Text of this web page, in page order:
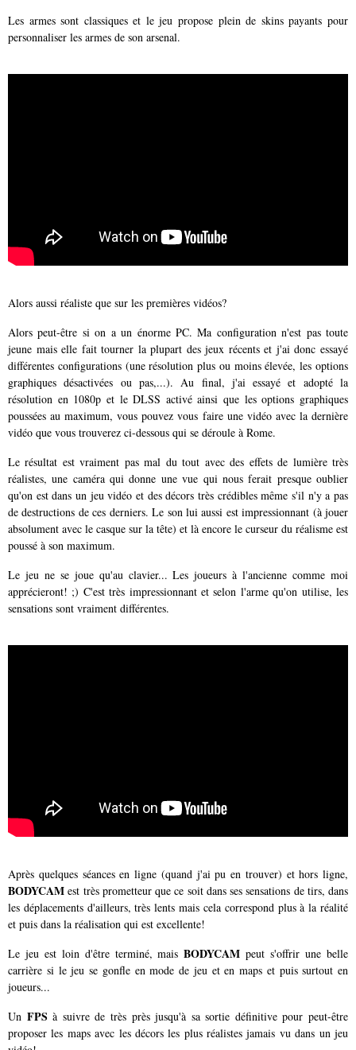
Les armes sont classiques et le jeu propose plein de skins payants pour
personnaliser les armes de son arsenal.
Alors aussi réaliste que sur les premières vidéos?
Alors peut-être si on a un énorme PC. Ma configuration n'est pas toute
jeune mais elle fait tourner la plupart des jeux récents et j'ai donc essayé
différentes configurations (une résolution plus ou moins élevée, les options
graphiques désactivées ou pas,...). Au final, j'ai essayé et adopté la
résolution en 1080p et le DLSS activé ainsi que les options graphiques
poussées au maximum, vous pouvez vous faire une vidéo avec la dernière
vidéo que vous trouverez ci-dessous qui se déroule à Rome.
Le résultat est vraiment pas mal du tout avec des effets de lumière très
réalistes, une caméra qui donne une vue qui nous ferait presque oublier
qu'on est dans un jeu vidéo et des décors très crédibles même s'il n'y a pas
de destructions de ces derniers. Le son lui aussi est impressionnant (à jouer
absolument avec le casque sur la tête) et là encore le curseur du réalisme est
poussé à son maximum.
Le jeu ne se joue qu'au clavier... Les joueurs à l'ancienne comme moi
apprécieront! ;) C'est très impressionnant et selon l'arme qu'on utilise, les
sensations sont vraiment différentes.
Après quelques séances en ligne (quand j'ai pu en trouver) et hors ligne,
BODYCAM est très prometteur que ce soit dans ses sensations de tirs, dans
les déplacements d'ailleurs, très lents mais cela correspond plus à la réalité
et puis dans la réalisation qui est excellente!
Le jeu est loin d'être terminé, mais BODYCAM peut s'offrir une belle
carrière si le jeu se gonfle en mode de jeu et en maps et puis surtout en
joueurs...
Un FPS à suivre de très près jusqu'à sa sortie définitive pour peut-être
proposer les maps avec les décors les plus réalistes jamais vu dans un jeu